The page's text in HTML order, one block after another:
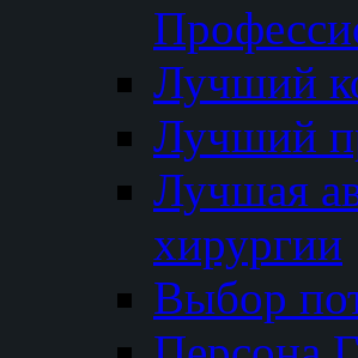
Лучший
Лучший
Лучшая
хирургии
Выбор